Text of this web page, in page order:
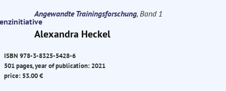
Angewandte Trainingsforschung, Band 1
Alexandra Heckel
ISBN 978-3-8325-5428-6
501 pages, year of publication: 2021
price: 53.00 €